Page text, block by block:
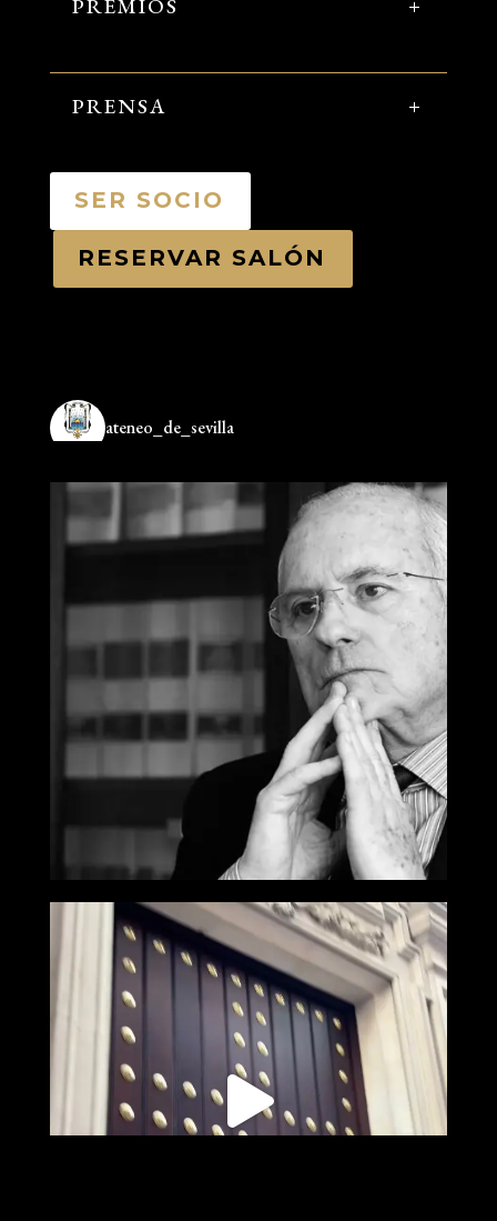
PREMIOS
PRENSA
SER SOCIO
RESERVAR SALÓN
ateneo_de_sevilla